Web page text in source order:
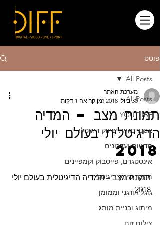
פוסט
All Posts
YOUTUBE
אסטרטגיית שיווק דיגיטלי
חדשות ועדכונים
אינסטגרם, פייסבוק וקמפיינים
מחקר שיווק דיגיטלי
גוגל אורגני וממומן
מיתוג ובניית מותג
All Posts
תמונת מצב – המדיה
הדיגיטלית בעולם יולי
2018
מערכת האתר
30 ביולי 2018
זמן קריאה 1 דקות
תמונת מצב – המדיה הדיגיטלית בעולם יולי
2018